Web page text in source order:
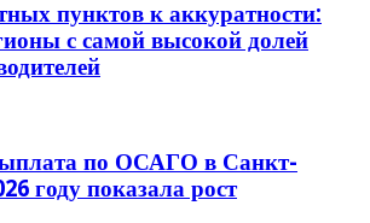
пунктов к аккуратности:
с самой высокой долей
по ОСАГО в Санкт-
году показала рост